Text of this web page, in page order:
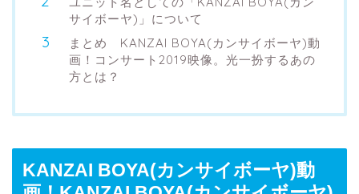
サイボーヤ)」について
まとめ KANZAI BOYA(カンサイボーヤ)動
画！コンサート2019映像。光一扮するあの
方とは？
KANZAI BOYA(カンサイボーヤ)動